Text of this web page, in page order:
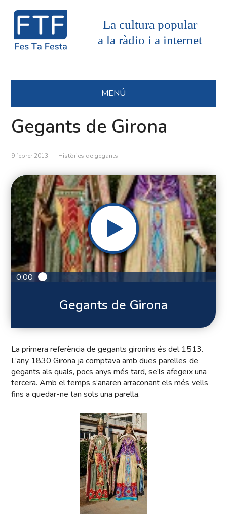
La cultura popular
a la ràdio i a internet
MENÚ
Gegants de Girona
9 febrer 2013 Històries de gegants
0:00
Gegants de Girona
La primera referència de gegants gironins és del 1513.
L’any 1830 Girona ja comptava amb dues parelles de
gegants als quals, pocs anys més tard, se’ls afegeix una
tercera. Amb el temps s’anaren arraconant els més vells
fins a quedar-ne tan sols una parella.